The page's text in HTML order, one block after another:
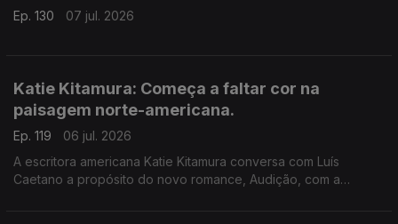
Ep. 130 07 jul. 2026
Katie Kitamura: Começa a faltar cor na
paisagem norte-americana.
Ep. 119
06 jul. 2026
A escritora americana Katie Kitamura conversa com Luís
Caetano a propósito do novo romance, Audição, com a